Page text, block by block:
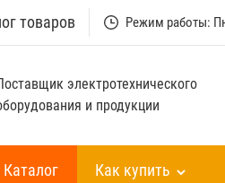
товаров Режим работы:
электротехнического
и продукции
Каталог Как купить